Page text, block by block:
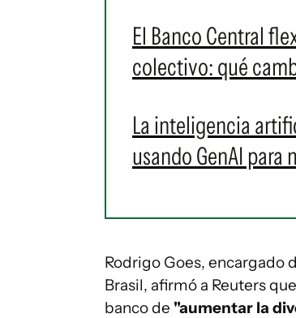
El Banco Central
colectivo: qué
La inteligencia
usando GenAI
Rodrigo Goes, encargado
Brasil, afirmó a Reuters
banco de "aumentar la